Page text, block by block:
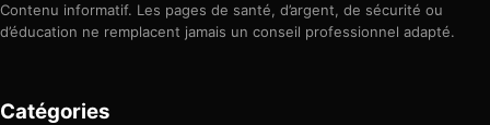
Contenu informatif. Les pages de santé, d’argent, de sécurité ou
d’éducation ne remplacent jamais un conseil professionnel adapté.
Catégories